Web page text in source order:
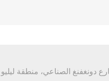
شارع دونغفنغ الصناعي، منطقة